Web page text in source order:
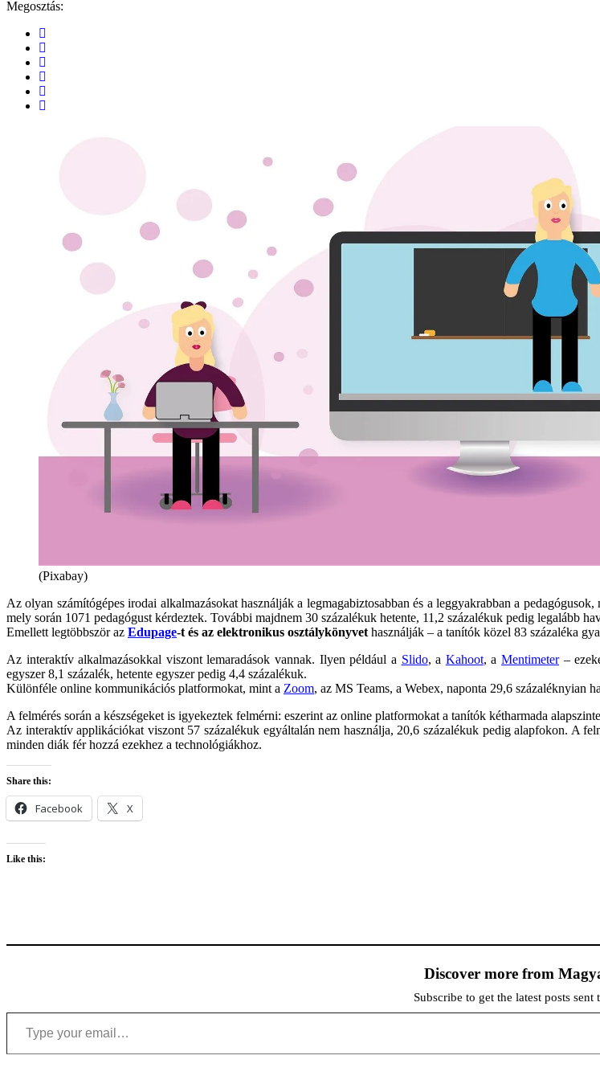
Megosztás:
(Pixabay)
Az olyan számítógépes irodai alkalmazásokat használják a legmagabiztosabban és a leggyakrabban a
mely során 1071 pedagógust kérdeztek. További majdnem 30 százalékuk hetente, 11,2 százalékuk pedig legalább
Emellett legtöbbször az Edupage-t és az elektronikus osztálykönyvet használják – a tanítók közel 83 százaléka
Az interaktív alkalmazásokkal viszont lemaradások vannak. Ilyen például a Slido, a Kahoot, aMentimeter–
egyszer 8,1 százalék, hetente egyszer pedig 4,4 százalékuk.
Különféle online kommunikációs platformokat, mint a Zoom, az MS Teams, a Webex, naponta 29,6 százaléknyian
A felmérés során a készségeket is igyekeztek felmérni: eszerint az online platformokat a tanítók kétharmada
Az interaktív applikációkat viszont 57 százalékuk egyáltalán nem használja, 20,6 százalékuk pedig alapfokon. A
minden diák fér hozzá ezekhez a technológiákhoz.
Share this:
Facebook X
Like this:
Discover more from
Subscribe to get the latest posts sent
Type your email…